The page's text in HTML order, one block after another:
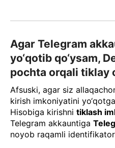
Agar Telegram
yo‘qotib qo‘ysam,
pochta orqali tiklay
Afsuski, agar siz
kirish imkoniyatini
Hisobiga kirishni tiklash
Telegram akkauntiga
noyob raqamli